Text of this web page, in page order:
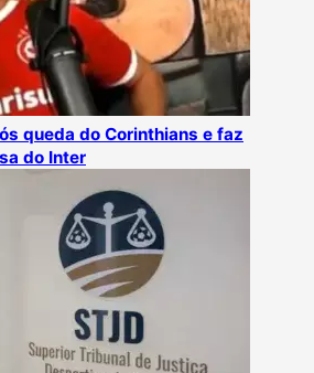
queda do Corinthians e faz
do Inter